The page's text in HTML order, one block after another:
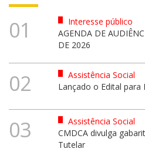
01
Interesse público
AGENDA DE
DE 2026
02
Assistência Social
Lançado o Edital para
03
Assistência Social
CMDCA divulga
Tutelar